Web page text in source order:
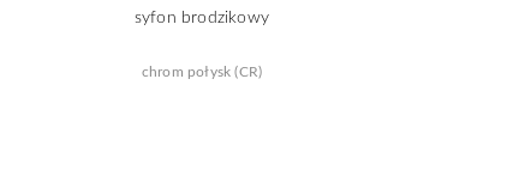
syfon brodzikowy
chrom połysk (CR)